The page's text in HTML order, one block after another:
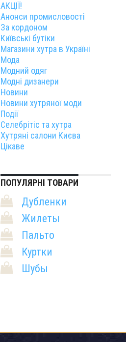
АКЦІЇ!
Анонси промисловості
За кордоном
Київські бутіки
Магазини хутра в Україні
Мода
Модний одяг
Модні дизанери
Новини
Новини хутряної моди
Події
Селебрітіс та хутра
Хутряні салони Києва
Цікаве
ПОПУЛЯРНІ ТОВАРИ
Дубленки
Жилеты
Пальто
Куртки
Шубы